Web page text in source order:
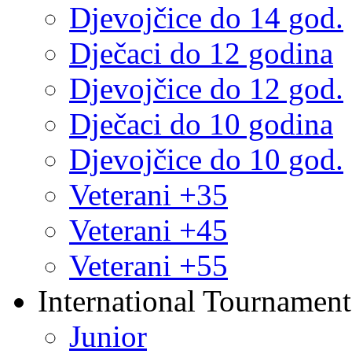
Djevojčice do 14 god.
Dječaci do 12 godina
Djevojčice do 12 god.
Dječaci do 10 godina
Djevojčice do 10 god.
Veterani +35
Veterani +45
Veterani +55
International
Junior